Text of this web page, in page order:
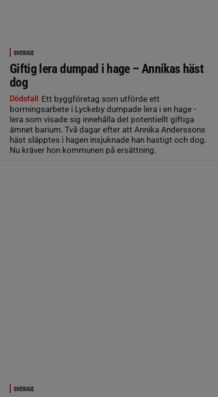
SVERIGE
Giftig lera dumpad i hage – Annikas häst
dog
Dödsfall Ett byggföretag som utförde ett
borrningsarbete i Lyckeby dumpade lera i en hage -
lera som visade sig innehålla det potentiellt giftiga
ämnet barium. Två dagar efter att Annika Anderssons
häst släpptes i hagen insjuknade han hastigt och dog.
Nu kräver hon kommunen på ersättning.
SVERIGE